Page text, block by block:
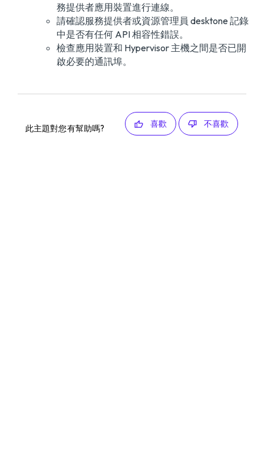
務提供者應用裝置進行連線。
請確認服務提供者或資源管理員 desktone 記錄
中是否有任何 API 相容性錯誤。
檢查應用裝置和 Hypervisor 主機之間是否已開
啟必要的通訊埠。
此主題對您有幫助嗎? 喜歡 不喜歡